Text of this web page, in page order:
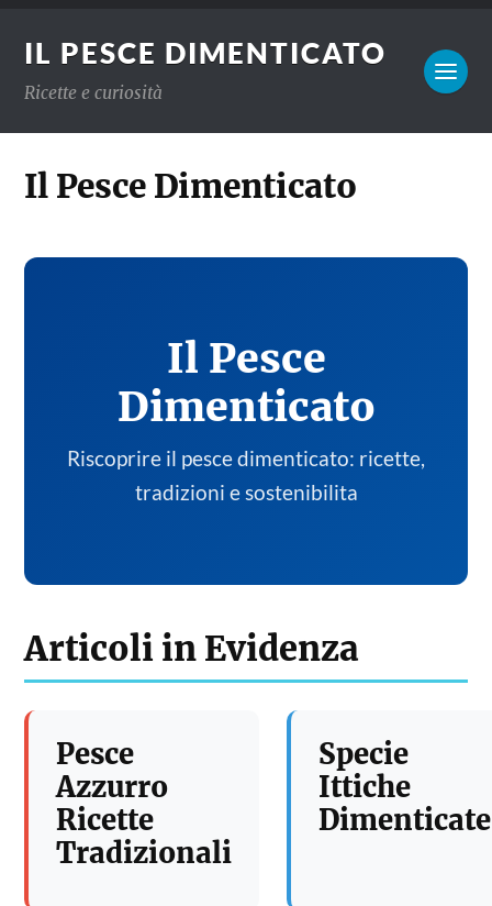
IL PESCE DIMENTICATO
Ricette e curiosità
Il Pesce Dimenticato
Il Pesce
Dimenticato
Riscoprire il pesce dimenticato: ricette,
tradizioni e sostenibilita
Articoli in Evidenza
Pesce
Azzurro
Ricette
Tradizionali
Specie
Ittiche
Dimenticate